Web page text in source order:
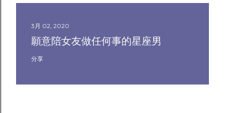
3月 02, 2020
願意陪女友做任何事的星座男
分享